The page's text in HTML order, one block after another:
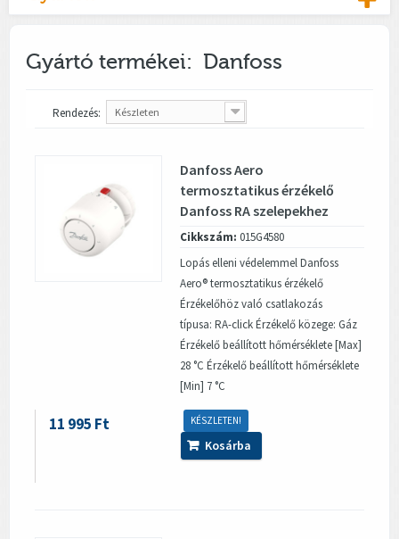
Gyártó termékei: Danfoss
Rendezés: Készleten
Danfoss Aero
termosztatikus érzékelő
Danfoss RA szelepekhez
Cikkszám: 015G4580
Lopás elleni védelemmel Danfoss
Aero® termosztatikus érzékelő
Érzékelőhöz való csatlakozás
típusa: RA-click Érzékelő közege: Gáz
Érzékelő beállított hőmérséklete [Max]
28 °C Érzékelő beállított hőmérséklete
[Min] 7 °C
KÉSZLETEN!
11 995 Ft
Kosárba